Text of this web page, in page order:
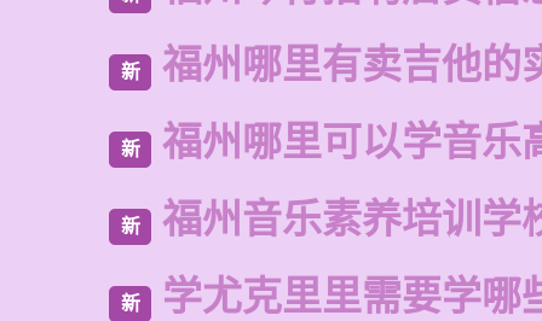
新 福州哪里有卖吉他的
新 福州哪里可以学音乐
新 福州音乐素养培训学
新 学尤克里里需要学哪